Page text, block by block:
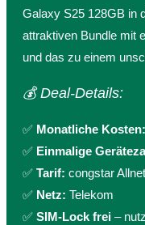
Galaxy S25 128GB in
attraktiven Bundle mit
und das zu einem
💰 Deal-Details:
✅ Monatliche Kosten:
✅ Einmalige
✅ Tarif: congstar
✅ Netz: Telekom
✅ SIM-Lock frei –